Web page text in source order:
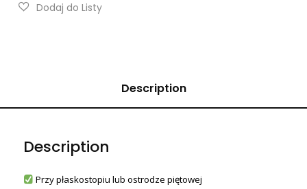
Description
Description
Przy płaskostopiu lub ostrodze piętowej